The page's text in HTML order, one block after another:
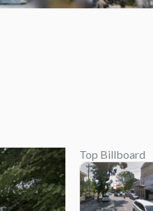
Top Billboard